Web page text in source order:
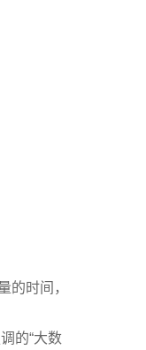
的时间，
的“大数